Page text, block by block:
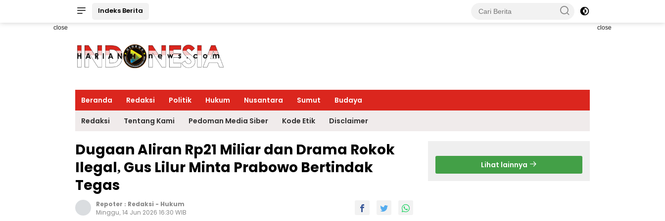
Indeks Berita
close close
Beranda Redaksi Politik Hukum Nusantara Sumut Budaya
Redaksi Tentang Kami Pedoman Media Siber Kode Etik Disclaimer
Dugaan Aliran Rp21 Miliar dan Drama Rokok
Ilegal, Gus Lilur Minta Prabowo Bertindak
Tegas
Repoter : Redaksi - Hukum
Minggu, 14 Jun 2026 16:30 WIB
Lihat lainnya